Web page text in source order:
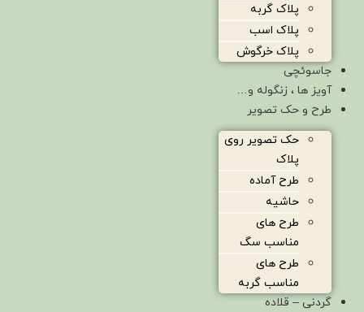
پلاک گربه
پلاک اسب
پلاک خرگوش
جاسوئچی
آویز ها ، زنگوله و…
طرح و حک تصویر
حک تصویر روی
پلاک
طرح آماده
حاشیه
طرح های
مناسب سگ
طرح های
مناسب گربه
گردنی – قلاده